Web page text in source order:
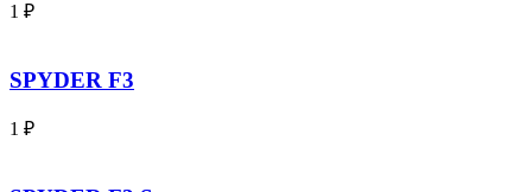
1 ₽
SPYDER F3
1 ₽